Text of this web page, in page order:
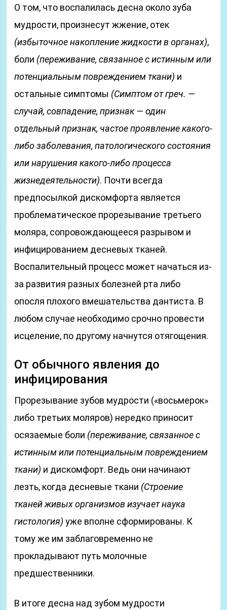
О том, что воспалилась десна около зуба
мудрости, произнесут жжение, отек
(избыточное накопление жидкости в органах),
боли (переживание, связанное с истинным или
потенциальным повреждением ткани) и
остальные симптомы (Симптом от греч. —
случай, совпадение, признак — один
отдельный признак, частое проявление какого-
либо заболевания, патологического состояния
или нарушения какого-либо процесса
жизнедеятельности). Почти всегда
предпосылкой дискомфорта является
проблематическое прорезывание третьего
моляра, сопровождающееся разрывом и
инфицированием десневых тканей.
Воспалительный процесс может начаться из-
за развития разных болезней рта либо
опосля плохого вмешательства дантиста. В
любом случае необходимо срочно провести
исцеление, по другому начнутся отягощения.
От обычного явления до
инфицирования
Прорезывание зубов мудрости («восьмерок»
либо третьих моляров) нередко приносит
осязаемые боли (переживание, связанное с
истинным или потенциальным повреждением
ткани) и дискомфорт. Ведь они начинают
лезть, когда десневые ткани (Строение
тканей живых организмов изучает наука
гистология) уже вполне сформированы. К
тому же им заблаговременно не
прокладывают путь молочные
предшественники.
В итоге десна над зубом мудрости